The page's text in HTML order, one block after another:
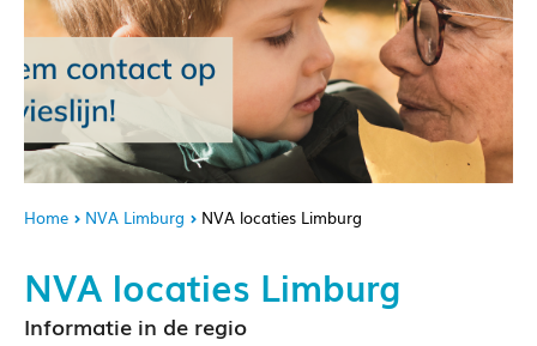
Home NVA Limburg NVA locaties Limburg
NVA locaties Limburg
Informatie in de regio